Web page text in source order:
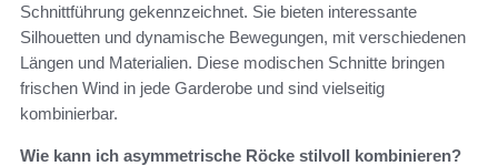
Schnittführung gekennzeichnet. Sie bieten interessante
Silhouetten und dynamische Bewegungen, mit verschiedenen
Längen und Materialien. Diese modischen Schnitte bringen
frischen Wind in jede Garderobe und sind vielseitig
kombinierbar.
Wie kann ich asymmetrische Röcke stilvoll kombinieren?